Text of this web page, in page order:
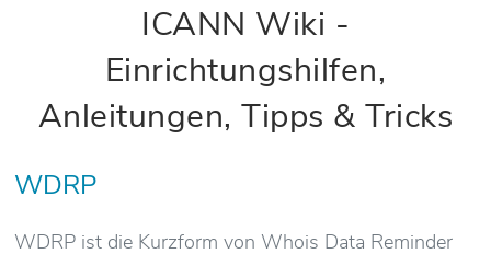
ICANN Wiki -
Einrichtungshilfen,
Anleitungen, Tipps & Tricks
WDRP
WDRP ist die Kurzform von Whois Data Reminder